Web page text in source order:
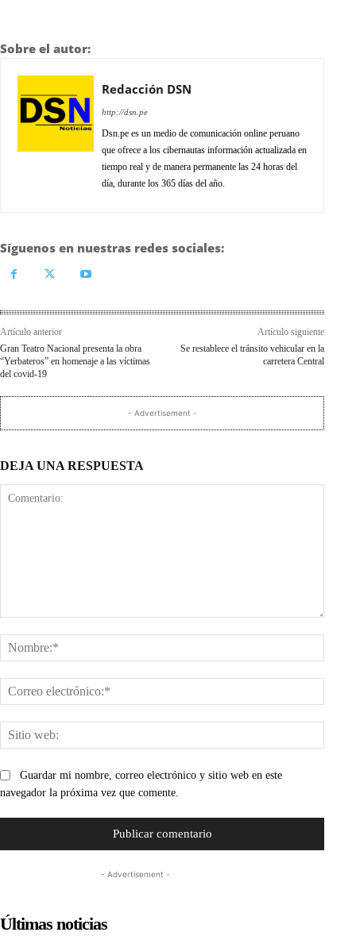
Sobre el autor:
Redacción DSN
http://dsn.pe
Dsn.pe es un medio de comunicación online peruano
que ofrece a los cibernautas información actualizada en
tiempo real y de manera permanente las 24 horas del
día, durante los 365 días del año.
Síguenos en nuestras redes sociales:
Artículo anterior
Gran Teatro Nacional presenta la obra
“Yerbateros” en homenaje a las víctimas
del covid-19
Artículo siguiente
Se restablece el tránsito vehicular en la
carretera Central
- Advertisement -
DEJA UNA RESPUESTA
web:
Guardar mi nombre, correo electrónico y sitio web en este
navegador la próxima vez que comente.
- Advertisement -
Últimas noticias